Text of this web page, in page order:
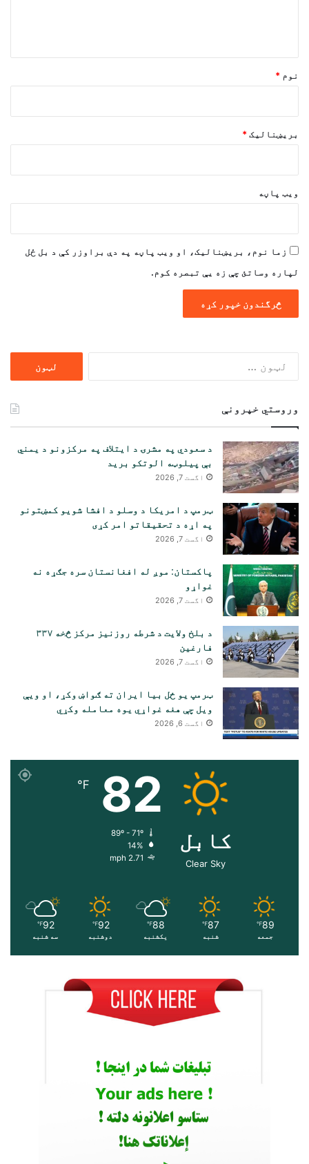
نوم *
بریښنالیک *
ویب پاڼه
زما نوم، بریښنالیک، او ویب پاڼه په دې براوزر کې د بل ځل
لپاره وساتئ چې زه یې تبصره کوم.
وروستي خپرونې
د سعودي په مشرۍ د ایتلاف په مرکزونو د یمني
بې پیلوټه الوتکو برید
اگست 7, 2026
ټرمپ د امریکا د وسلو د افشا شویو کمښتونو
په اړه د تحقیقاتو امر کړی
اگست 7, 2026
پاکستان: موږ له افغانستان سره جګړه نه
غواړو
اگست 7, 2026
د بلخ ولایت د شرطه روزنیز مرکز څخه ۳۳۷
فارغین
اگست 7, 2026
ټرمپ یو ځل بیا ایران ته ګواښ وکړ، او ویې
ویل چې هغه غواړي یوه معامله وکړي
اگست 6, 2026
کابل
Clear Sky
82
℉
14%
2.71 mph
89
℉
جمعه
87
℉
شنبه
88
℉
یکشنبه
92
℉
دوشنبه
92
℉
سه شنبه